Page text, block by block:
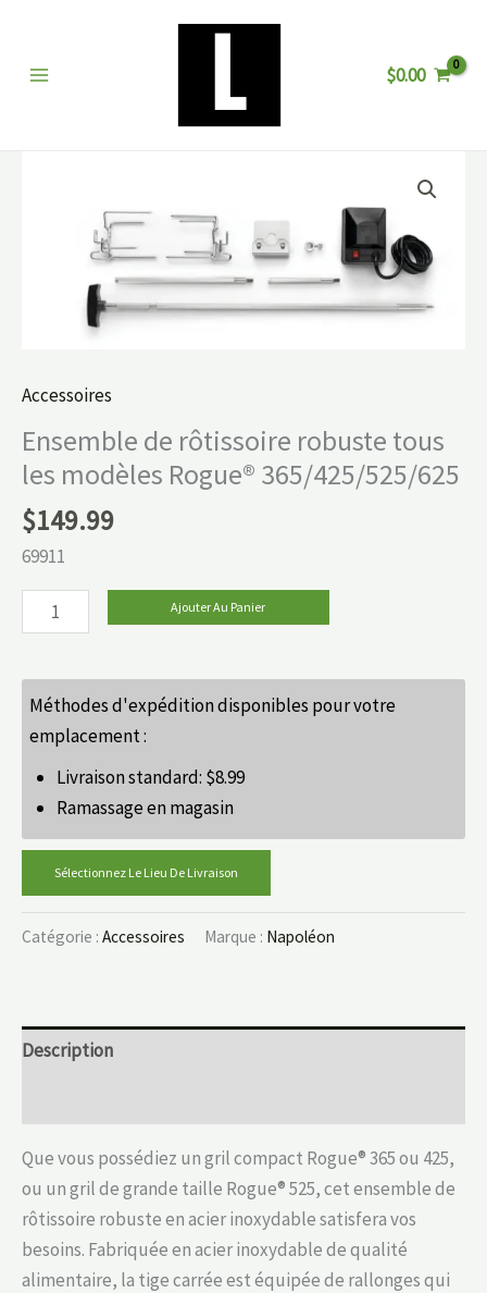
contenu
$0.00
Accessoires
Ensemble de rôtissoire robuste tous
les modèles Rogue® 365/425/525/625
$149.99
69911
Ensemble
rôtissoire
modèles
Rogue®
365/425/525/625
Ajouter Au Panier
Méthodes d'expédition disponibles pour votre
emplacement :
Livraison standard: $8.99
Ramassage en magasin
Sélectionnez Le Lieu De Livraison
Catégorie : Accessoires Marque : Napoléon
Description
Que vous possédiez un gril compact Rogue® 365 ou 425,
ou un gril de grande taille Rogue® 525, cet ensemble de
rôtissoire robuste en acier inoxydable satisfera vos
besoins. Fabriquée en acier inoxydable de qualité
alimentaire, la tige carrée est équipée de rallonges qui